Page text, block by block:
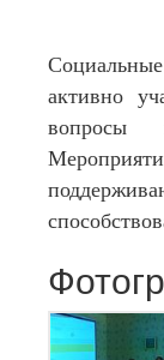
активно
вопросы